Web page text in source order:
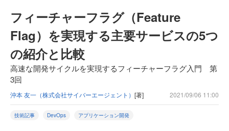
フィーチャーフラグ（Feature
Flag）を実現する主要サービスの5つ
の紹介と比較
高速な開発サイクルを実現するフィーチャーフラグ入門 第
3回
沖本 友一（株式会社サイバーエージェント） [著] 2021/09/06 11:00
技術記事 DevOps アプリケーション開発